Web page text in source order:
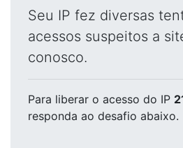
Seu IP fez diversas
acessos suspeitos a
conosco.
Para liberar o acesso do IP
responda ao desafio abaixo.